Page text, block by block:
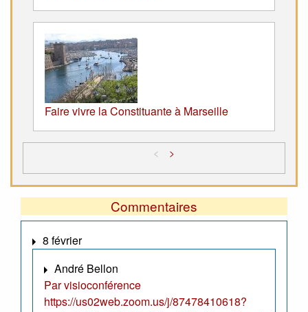
Faire vivre la Constituante à Marseille
< >
Commentaires
8 février
André Bellon
Par visioconférence
https://us02web.zoom.us/j/87478410618?